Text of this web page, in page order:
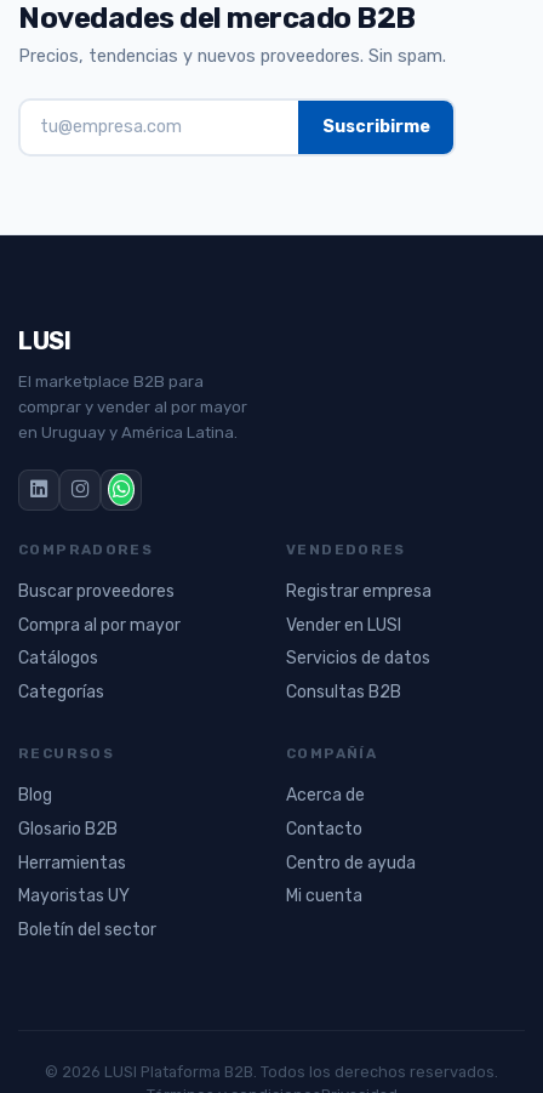
Novedades del mercado B2B
Precios, tendencias y nuevos proveedores. Sin spam.
LUSI
El marketplace B2B para
comprar y vender al por mayor
en Uruguay y América Latina.
COMPRADORES
Buscar proveedores
Compra al por mayor
Catálogos
Categorías
VENDEDORES
Registrar empresa
Vender en LUSI
Servicios de datos
Consultas B2B
RECURSOS
Blog
Glosario B2B
Herramientas
Mayoristas UY
Boletín del sector
COMPAÑÍA
Acerca de
Contacto
Centro de ayuda
Mi cuenta
© 2026 LUSI Plataforma B2B. Todos los derechos reservados.